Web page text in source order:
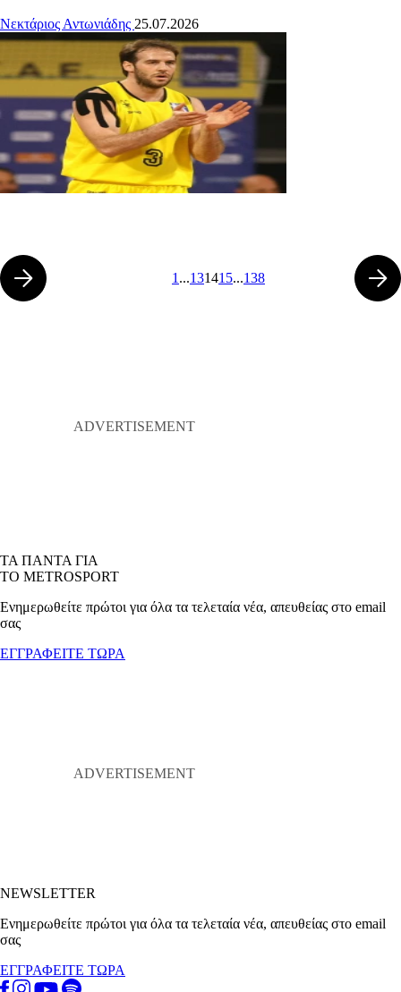
Νεκτάριος Αντωνιάδης 25.07.2026
1 ...131415...138
ΤΑ ΠΑΝΤΑ ΓΙΑ
ΤΟ METROSPORT
Ενημερωθείτε πρώτοι για όλα τα τελεταία νέα, απευθείας στο email
σας
ΕΓΓΡΑΦΕΙΤΕ ΤΩΡΑ
NEWSLETTER
Ενημερωθείτε πρώτοι για όλα τα τελεταία νέα, απευθείας στο email
σας
ΕΓΓΡΑΦΕΙΤΕ ΤΩΡΑ